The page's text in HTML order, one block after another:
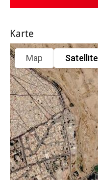
Karte
Map Satellite